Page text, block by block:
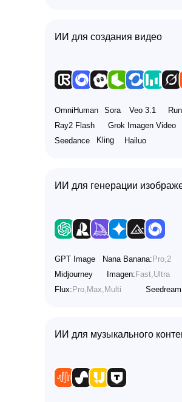
Midjourney
Nana Banana: Pro,2
Imagen: Fast,Ultra
Seedream
Flux: Pro,Max,Multi
GPT Image
ИИ для генерации
ИИ для музыкального
Ray2 Flash
Veo 3.1
Sora
Grok Imagen Video
Hailuo
Kling
Seedance
OmniHuman
ИИ для создания видео